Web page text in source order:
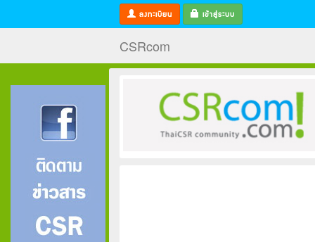
ลงทะเบียน เข้าสู่ระบบ
CSRcom